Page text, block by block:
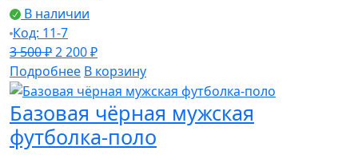
В наличии
Код: 11-7
3 500₽ Первоначальная
цена
составляла
3
500 ₽.
2 200₽Текущая
цена:
2
200 ₽.
Подробнее В корзину
Базовая чёрная мужская
футболка-поло